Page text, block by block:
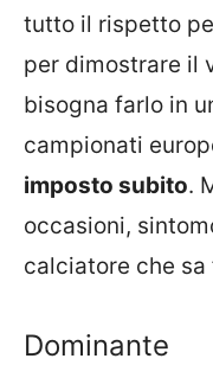
tutto il rispetto
per dimostrare il
bisogna farlo in
campionati
imposto subito.
occasioni,
calciatore che sa
Dominante